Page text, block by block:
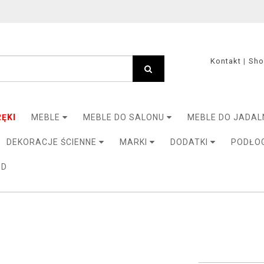
Kontakt
MEBLE MEBLE DO SALONU MEBLE DO
DEKORACJE ŚCIENNE MARKI DODATKI